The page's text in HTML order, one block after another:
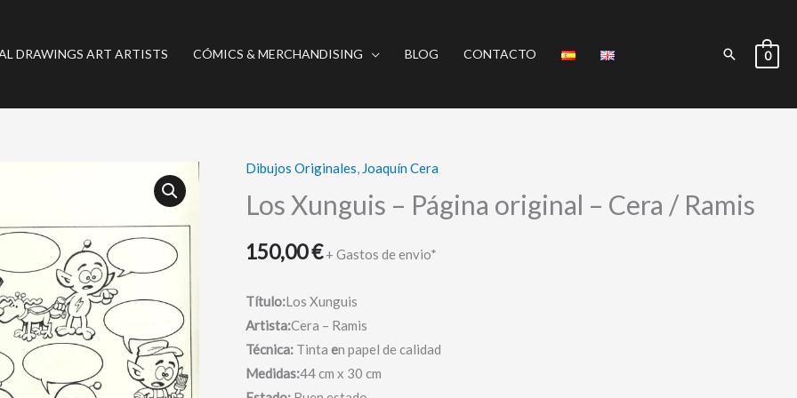
DRAWINGS ART ARTISTS CÓMICS & MERCHANDISING BLOG CONTACTO Buscar
0
Dibujos Originales, Joaquín Cera
Los Xunguis – Página original – Cera / Ramis
150,00€ + Gastos de envio*
Título:Los Xunguis
Artista:Cera – Ramis
Técnica: Tinta en papel de calidad
Medidas:44 cm x 30 cm
Los
Xunguis
-
Página
-
Cera
/
Ramis
cantidad